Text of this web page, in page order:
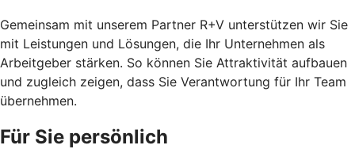
Gemeinsam mit unserem Partner R+V unterstützen wir Sie
mit Leistungen und Lösungen, die Ihr Unternehmen als
Arbeitgeber stärken. So können Sie Attraktivität aufbauen
und zugleich zeigen, dass Sie Verantwortung für Ihr Team
übernehmen.
Für Sie persönlich